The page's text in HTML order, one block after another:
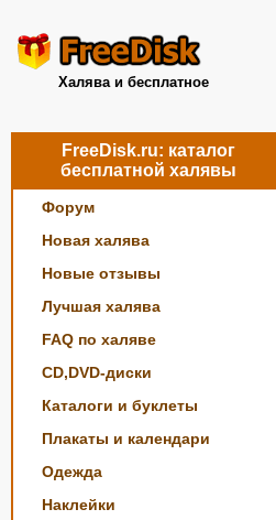
Халява и бесплатное
FreeDisk.ru: каталог
бесплатной халявы
Форум
Новая халява
Новые отзывы
Лучшая халява
FAQ по халяве
CD,DVD-диски
Каталоги и буклеты
Плакаты и календари
Одежда
Наклейки